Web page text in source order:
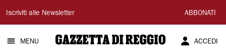
Gazzetta
di
Reggio
Iscriviti alle Newsletter ABBONATI
MENU ACCEDI